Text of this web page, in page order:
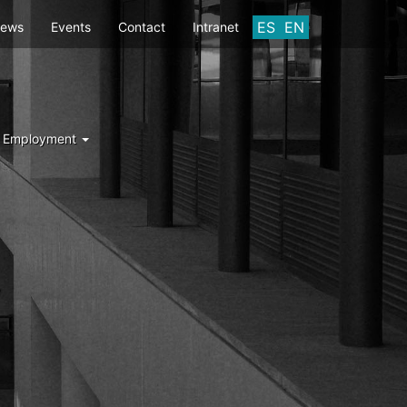
ES EN
Events Contact Intranet